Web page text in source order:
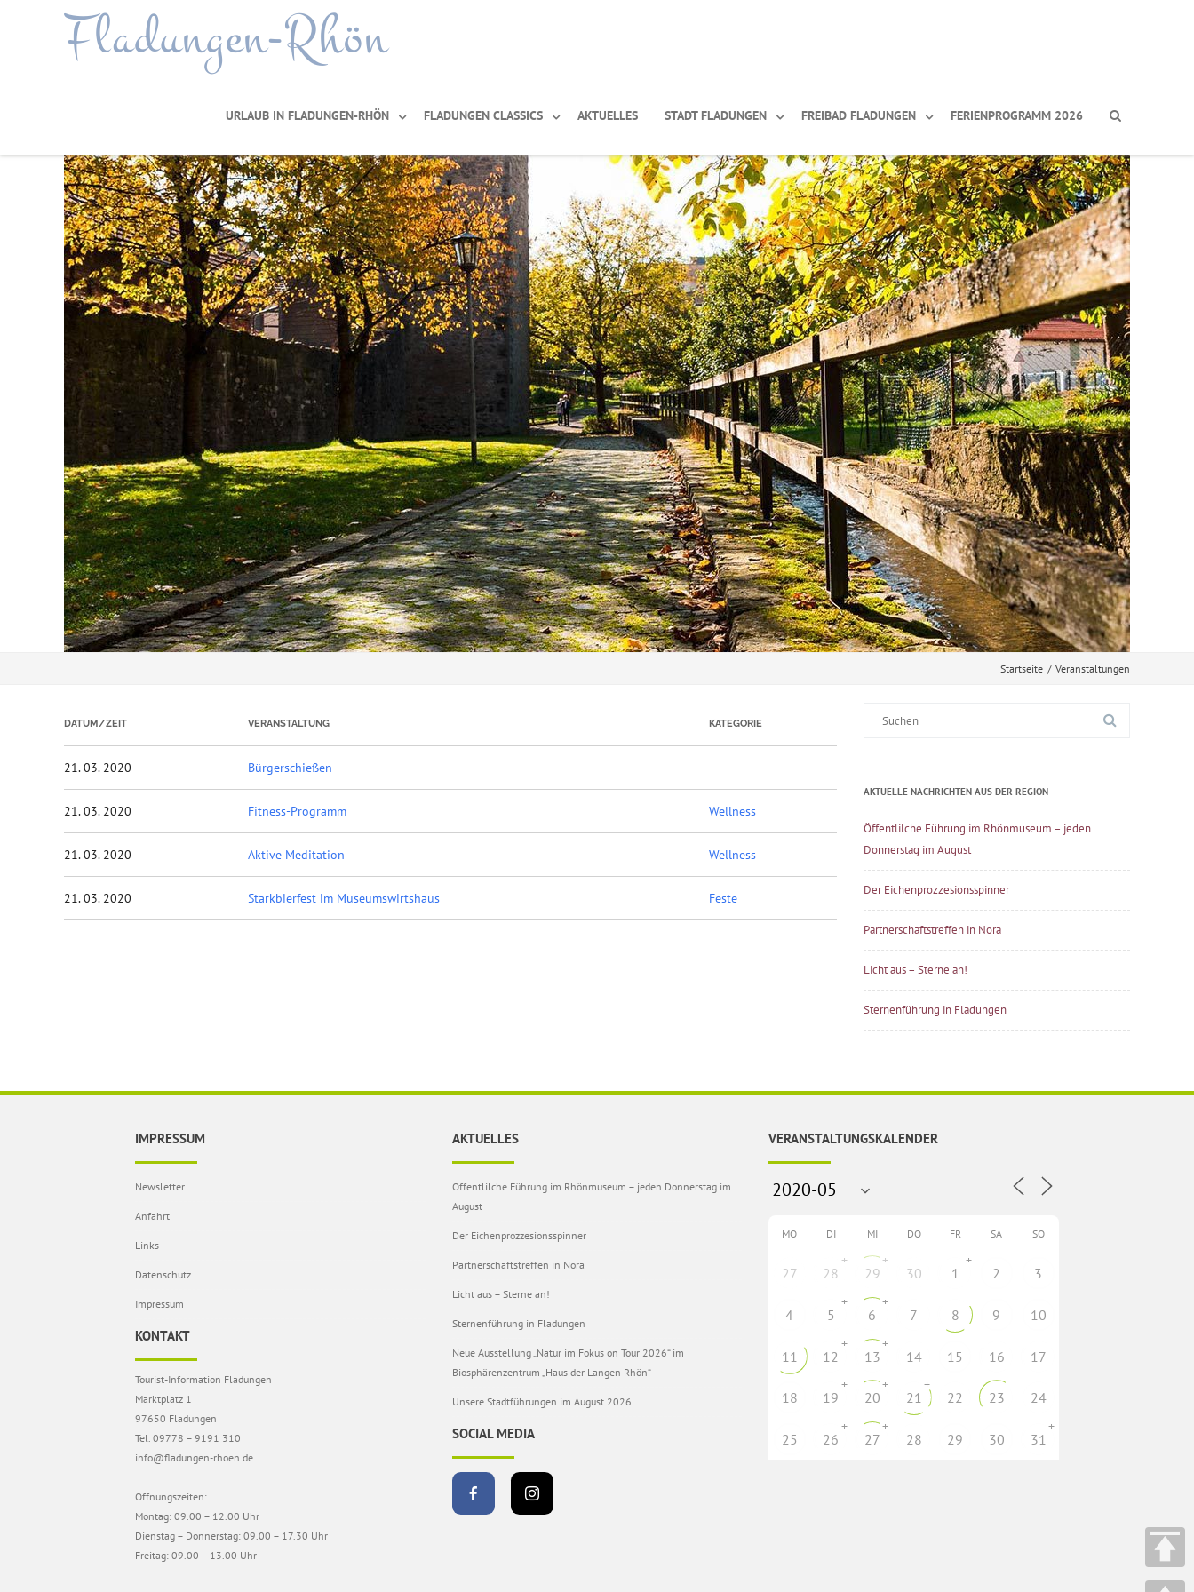
Fladungen-Rhön
URLAUB IN FLADUNGEN-RHÖN FLADUNGEN CLASSICS AKTUELLES STADT FLADUNGEN FREIBAD FLADUNGEN FERIENPROGRAMM 2026
Startseite / Veranstaltungen
DATUM/ZEIT VERANSTALTUNG KATEGORIE
21. 03. 2020 Bürgerschießen
21. 03. 2020 Fitness-Programm Wellness
21. 03. 2020 Aktive Meditation Wellness
21. 03. 2020 Starkbierfest im Museumswirtshaus Feste
AKTUELLE NACHRICHTEN AUS DER REGION
Öffentlilche Führung im Rhönmuseum – jeden
Donnerstag im August
Der Eichenprozzesionsspinner
Partnerschaftstreffen in Nora
Licht aus – Sterne an!
Sternenführung in Fladungen
IMPRESSUM
Newsletter
Anfahrt
Links
Datenschutz
Impressum
KONTAKT
Tourist-Information Fladungen
Marktplatz 1
97650 Fladungen
Tel. 09778 – 9191 310
info@fladungen-rhoen.de
Öffnungszeiten:
Montag: 09.00 – 12.00 Uhr
Dienstag – Donnerstag: 09.00 – 17.30 Uhr
Freitag: 09.00 – 13.00 Uhr
AKTUELLES
Öffentlilche Führung im Rhönmuseum – jeden Donnerstag im
August
Der Eichenprozzesionsspinner
Partnerschaftstreffen in Nora
Licht aus – Sterne an!
Sternenführung in Fladungen
Neue Ausstellung „Natur im Fokus on Tour 2026“ im
Biosphärenzentrum „Haus der Langen Rhön“
Unsere Stadtführungen im August 2026
SOCIAL MEDIA
VERANSTALTUNGSKALENDER
MO DI MI DO FR SA SO
27 28
+
29
+
30 1
+
2 3
4 5
+
6
+
7 8 9 10
11 12
+
13
+
14 15 16 17
18 19
+
20
+
21
+
22 23 24
25 26
+
27
+
28 29 30 31
+